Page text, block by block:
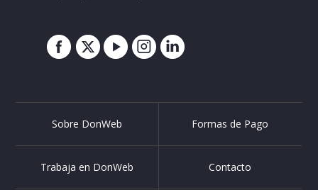
Sobre DonWeb Formas de Pago
Trabaja en DonWeb Contacto